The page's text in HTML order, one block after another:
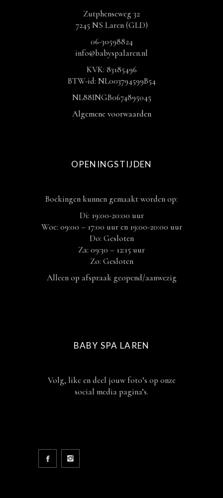
Zutphenseweg 32
7245 NS Laren (GLD)
06-30598824
info@babyspalaren.nl
KVK: 83185496
BTW-id: NL003794599B54
NL88INGB0674895045
Algemene voorwaarden
OPENINGSTIJDEN
Boekingen kunnen gemaakt worden op:
Di: 19:00-20:00 uur
Woe: 09:00 – 17:00 uur en 19:00-20:00 uur
Do: Gesloten
Za: 09:30 – 12:15 uur
Zo: Gesloten
Alleen op afspraak geopend/aanwezig
BABY SPA LAREN
Volg, like en deel jouw foto’s op onze
social media pagina’s.